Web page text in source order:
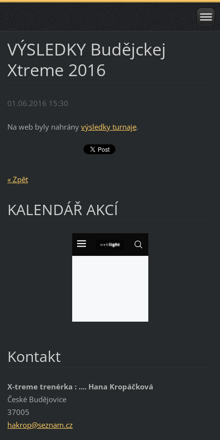
VÝSLEDKY Budějckej
Xtreme 2016
01.06.2016 15:30
Na web byly nahrány výsledky turnaje.
« Zpět
KALENDÁŘ AKCÍ
Kontakt
X-treme trenérka : .... Hana Kropáčková
České Budějovice
37005
hakrop@seznam.cz